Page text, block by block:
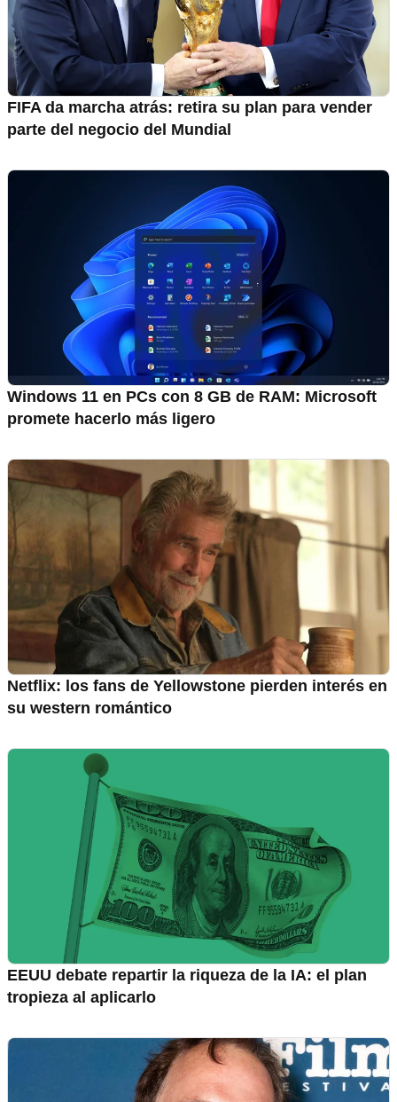
FIFA da marcha atrás: retira su plan para vender
parte del negocio del Mundial
Windows 11 en PCs con 8 GB de RAM: Microsoft
promete hacerlo más ligero
Netflix: los fans de Yellowstone pierden interés en
su western romántico
EEUU debate repartir la riqueza de la IA: el plan
tropieza al aplicarlo